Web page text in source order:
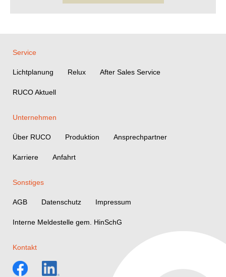
Service
Lichtplanung Relux After Sales Service
RUCO Aktuell
Unternehmen
Über RUCO Produktion Ansprechpartner
Karriere Anfahrt
Sonstiges
AGB Datenschutz Impressum
Interne Meldestelle gem. HinSchG
Kontakt